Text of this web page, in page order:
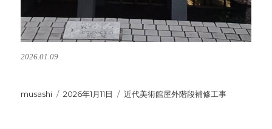
2026.01.09
投
musashi
投
2026年1月11日
カ
近代美術館屋外階段補修工事